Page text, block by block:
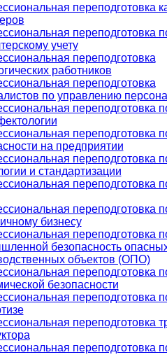
переподготовка
переподготовка
учету
переподготовка
работников
переподготовка
по управлению
переподготовка
переподготовка
на предприятии
переподготовка
и стандартизации
переподготовка
переподготовка
бизнесу
переподготовка
безопасность
объектов (ОПО)
переподготовка
безопасности
переподготовка
переподготовка
переподготовка